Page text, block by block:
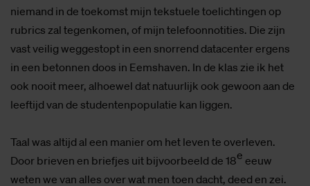
niemand in de toekomst mijn tekstuele toelichtingen op
rubrics zal tegenkomen, of mijn telefoonnotities. Die zijn
vast veilig weggestopt in een snorrend datacenter ergens
in een betonnen doos in Eemshaven. In de klas zie ik het
ook nooit meer, alhoewel dat natuurlijk ook gewoon aan de
leeftijd van de studentenpopulatie kan liggen.
Taal was altijd al een manier om het leven te overleven.
Door brieven en briefjes uit bijvoorbeeld de 18e eeuw
weten we van alles over wat men toen dacht, deed en zei.